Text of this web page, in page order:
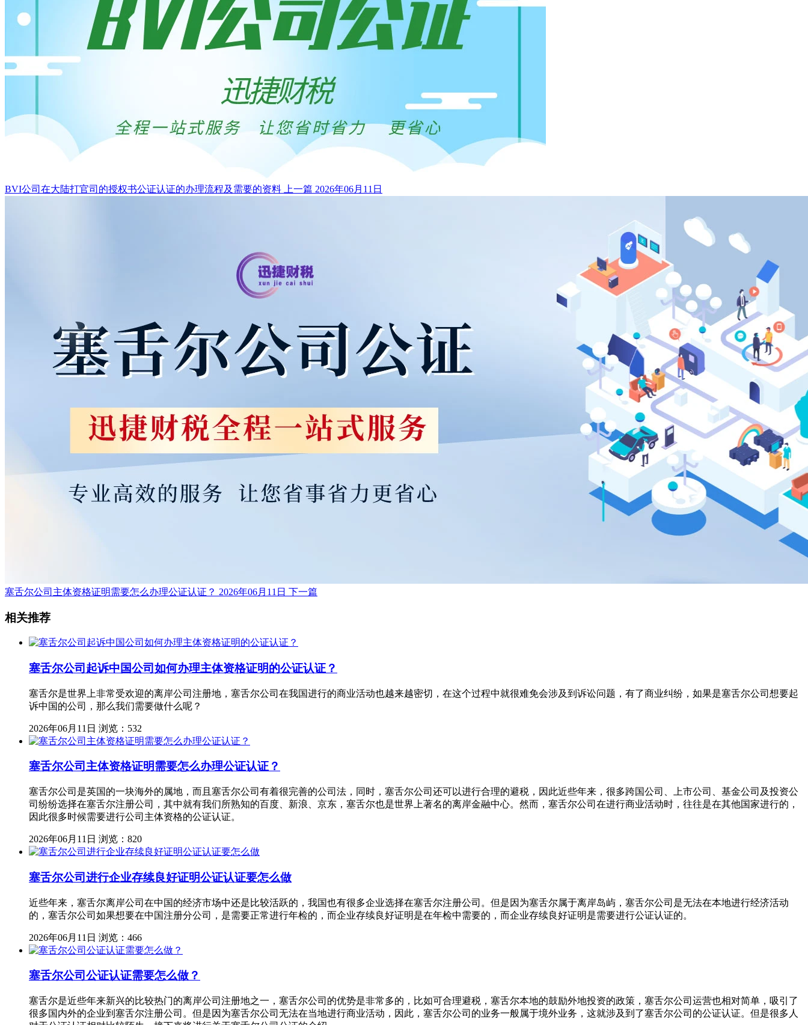
BVI公司在大陆打官司的授权书公证认证的办理流程及需要的资料 上一篇 2026年06月11日
塞舌尔公司主体资格证明需要怎么办理公证认证？ 2026年06月11日 下一篇
相关推荐
塞舌尔公司起诉中国公司如何办理主体资格证明的公证认证？
塞舌尔是世界上非常受欢迎的离岸公司注册地，塞舌尔公司在我国进行的商业活动也越来越密切，在这个过程中就很难免会涉及到诉讼问题，有了商业纠纷，如果是塞舌尔公司想要起
诉中国的公司，那么我们需要做什么呢？
2026年06月11日 浏览：532
塞舌尔公司主体资格证明需要怎么办理公证认证？
塞舌尔公司是英国的一块海外的属地，而且塞舌尔公司有着很完善的公司法，同时，塞舌尔公司还可以进行合理的避税，因此近些年来，很多跨国公司、上市公司、基金公司及投资公
司纷纷选择在塞舌尔注册公司，其中就有我们所熟知的百度、新浪、京东，塞舌尔也是世界上著名的离岸金融中心。然而，塞舌尔公司在进行商业活动时，往往是在其他国家进行的，
因此很多时候需要进行公司主体资格的公证认证。
2026年06月11日 浏览：820
塞舌尔公司进行企业存续良好证明公证认证要怎么做
近些年来，塞舌尔离岸公司在中国的经济市场中还是比较活跃的，我国也有很多企业选择在塞舌尔注册公司。但是因为塞舌尔属于离岸岛屿，塞舌尔公司是无法在本地进行经济活动
的，塞舌尔公司如果想要在中国注册分公司，是需要正常进行年检的，而企业存续良好证明是在年检中需要的，而企业存续良好证明是需要进行公证认证的。
2026年06月11日 浏览：466
塞舌尔公司公证认证需要怎么做？
塞舌尔是近些年来新兴的比较热门的离岸公司注册地之一，塞舌尔公司的优势是非常多的，比如可合理避税，塞舌尔本地的鼓励外地投资的政策，塞舌尔公司运营也相对简单，吸引了
很多国内外的企业到塞舌尔注册公司。但是因为塞舌尔公司无法在当地进行商业活动，因此，塞舌尔公司的业务一般属于境外业务，这就涉及到了塞舌尔公司的公证认证。但是很多人